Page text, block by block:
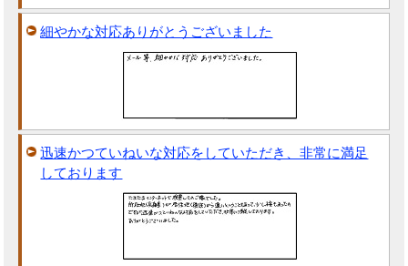
細やかな対応ありがとうございました
迅速かつていねいな対応をしていただき、非常に満足
しております